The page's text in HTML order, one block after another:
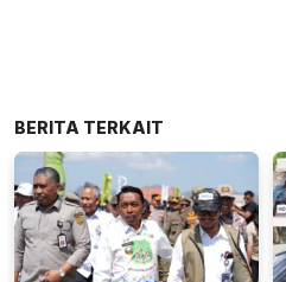
BERITA TERKAIT